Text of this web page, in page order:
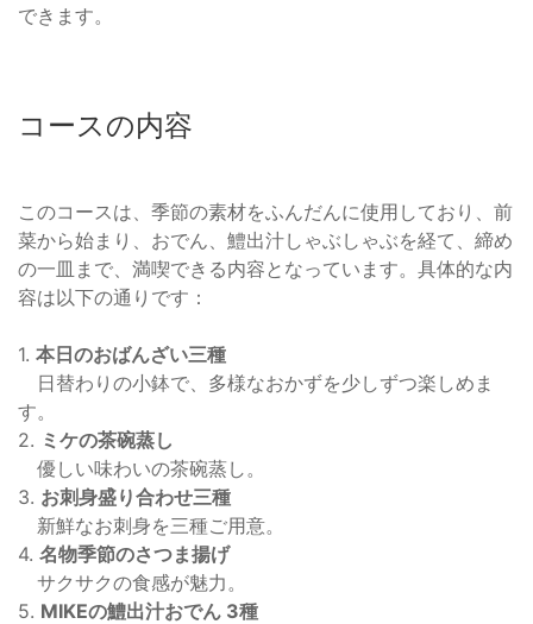
できます。
コースの内容
このコースは、季節の素材をふんだんに使用しており、前
菜から始まり、おでん、鱧出汁しゃぶしゃぶを経て、締め
の一皿まで、満喫できる内容となっています。具体的な内
容は以下の通りです：
1. 本日のおばんざい三種
日替わりの小鉢で、多様なおかずを少しずつ楽しめま
す。
2. ミケの茶碗蒸し
優しい味わいの茶碗蒸し。
3. お刺身盛り合わせ三種
新鮮なお刺身を三種ご用意。
4. 名物季節のさつま揚げ
サクサクの食感が魅力。
5. MIKEの鱧出汁おでん 3種